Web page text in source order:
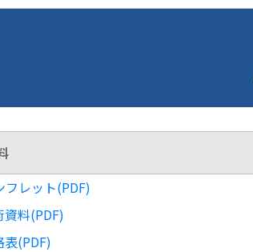
フレット(PDF)
資料(PDF)
表(PDF)